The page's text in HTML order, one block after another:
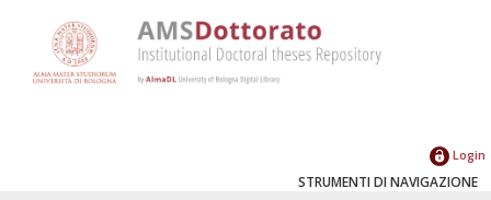
Login
STRUMENTI DI NAVIGAZIONE